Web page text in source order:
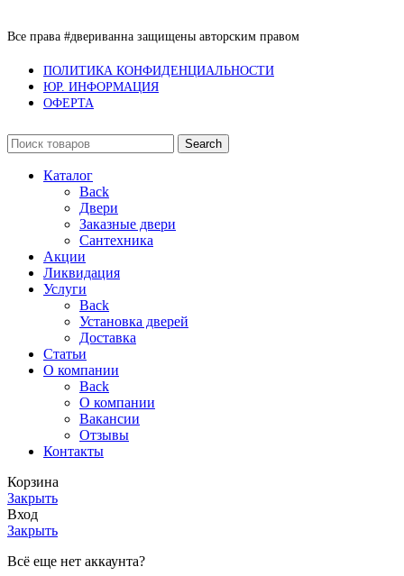
Все права #двериванна защищены авторским правом
ПОЛИТИКА КОНФИДЕНЦИАЛЬНОСТИ
ЮР. ИНФОРМАЦИЯ
ОФЕРТА
Search
Каталог
Back
Двери
Заказные двери
Сантехника
Акции
Ликвидация
Услуги
Back
Установка дверей
Доставка
Статьи
О компании
Back
О компании
Вакансии
Отзывы
Контакты
Корзина
Закрыть
Вход
Закрыть
Всё еще нет аккаунта?